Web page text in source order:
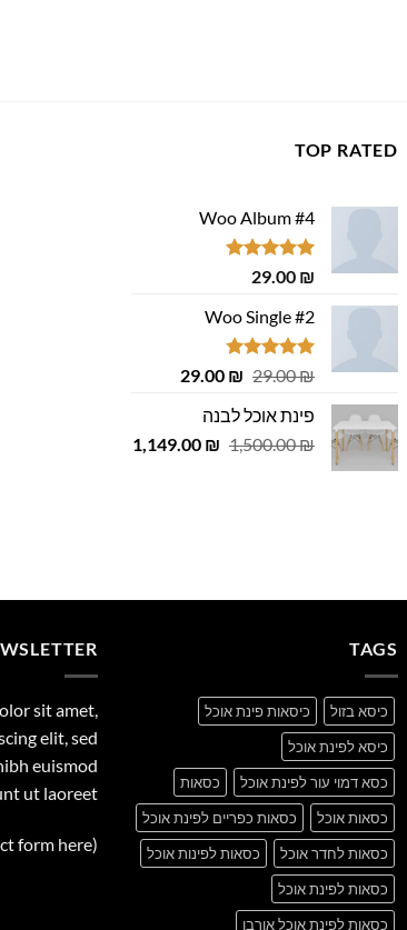
TOP RATED
Woo Album #4
דורג5.00
29.00 ₪
Woo Single #2
דורג4.75
29.00₪
המחיר
היה:
29.00 ₪.
29.00 ₪
המחיר
29.00 ₪.
פינת אוכל לבנה
1,500.00₪
המחיר
1,149.00 ₪
המחיר
TAGS
כיסא בזול
כיסאות פינת אוכל
כיסא לפינת אוכל
כסא דמוי עור לפינת אוכל
כסאות
כסאות אוכל
כסאות כפריים לפינת אוכל
כסאות לחדר אוכל
כסאות לפינות אוכל
כסאות לפינת אוכל
כסאות לפינת אוכל אורבן
sit amet,
elit, sed
euismod
ut laoreet.
(insert contact form here)